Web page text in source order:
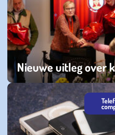
Nieuwe uitleg over
vrijdag 22 maart 2024